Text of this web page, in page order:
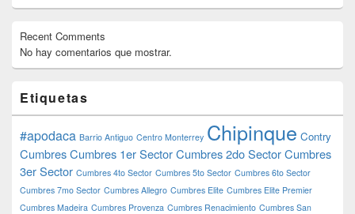
Recent Comments
No hay comentarios que mostrar.
Etiquetas
#apodaca Barrio Antiguo Centro Monterrey Chipinque Contry
CumbresCumbres 1er SectorCumbres 2do SectorCumbres
3er Sector Cumbres 4to Sector Cumbres 5to Sector Cumbres 6to Sector
Cumbres 7mo Sector Cumbres Allegro Cumbres Elite Cumbres Elite Premier
Cumbres Madeira Cumbres Provenza Cumbres Renacimiento Cumbres San